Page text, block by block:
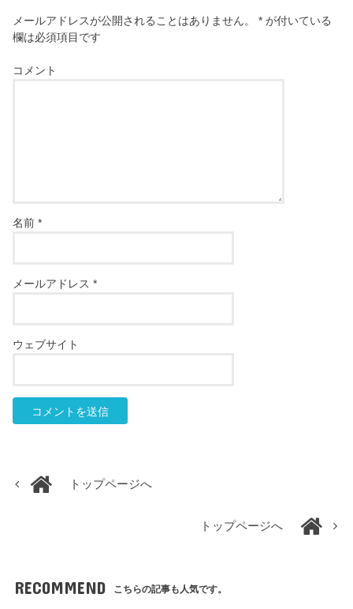
メールアドレスが公開されることはありません。 * が付いている
欄は必須項目です
コメント
名前*
メールアドレス*
ウェブサイト
トップページへ
トップページへ
RECOMMEND こちらの記事も人気です。